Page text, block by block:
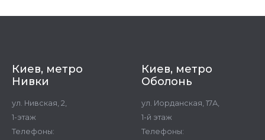
Киев, метро
Нивки
ул. Нивская, 2,
1-этаж
Телефоны:
Киев, метро
Оболонь
ул. Иорданская, 17А,
1-й этаж
Телефоны: